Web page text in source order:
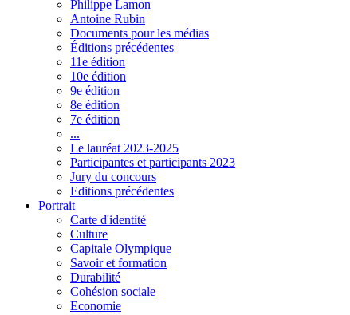
Philippe Lamon
Antoine Rubin
Documents pour les médias
Éditions précédentes
11e édition
10e édition
9e édition
8e édition
7e édition
...
Le lauréat 2023-2025
Participantes et participants 2023
Jury du concours
Editions précédentes
Portrait
Carte d'identité
Culture
Capitale Olympique
Savoir et formation
Durabilité
Cohésion sociale
Economie